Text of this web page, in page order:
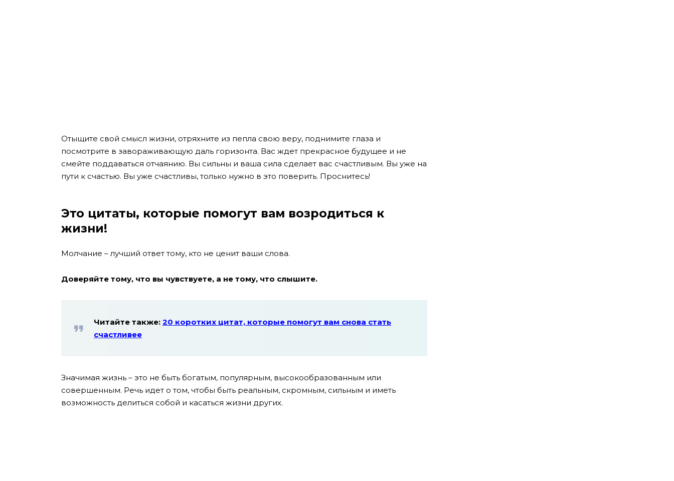
Отыщите свой смысл жизни, отряхните из пепла свою веру, поднимите глаза и
посмотрите в завораживающую даль горизонта. Вас ждет прекрасное будущее и не
смейте поддаваться отчаянию. Вы сильны и ваша сила сделает вас счастливым. Вы уже на
пути к счастью. Вы уже счастливы, только нужно в это поверить. Проснитесь!
Это цитаты, которые помогут вам возродиться к
жизни!
Молчание – лучший ответ тому, кто не ценит ваши слова.
Доверяйте тому, что вы чувствуете, а не тому, что слышите.
Читайте также: 20 коротких цитат, которые помогут вам снова стать
счастливее
Значимая жизнь – это не быть богатым, популярным, высокообразованным или
совершенным. Речь идет о том, чтобы быть реальным, скромным, сильным и иметь
возможность делиться собой и касаться жизни других.